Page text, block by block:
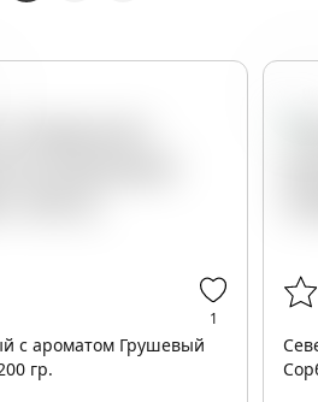
1
с ароматом Грушевый
гр.